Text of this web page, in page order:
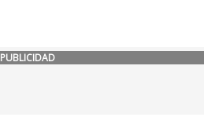
PUBLICIDAD